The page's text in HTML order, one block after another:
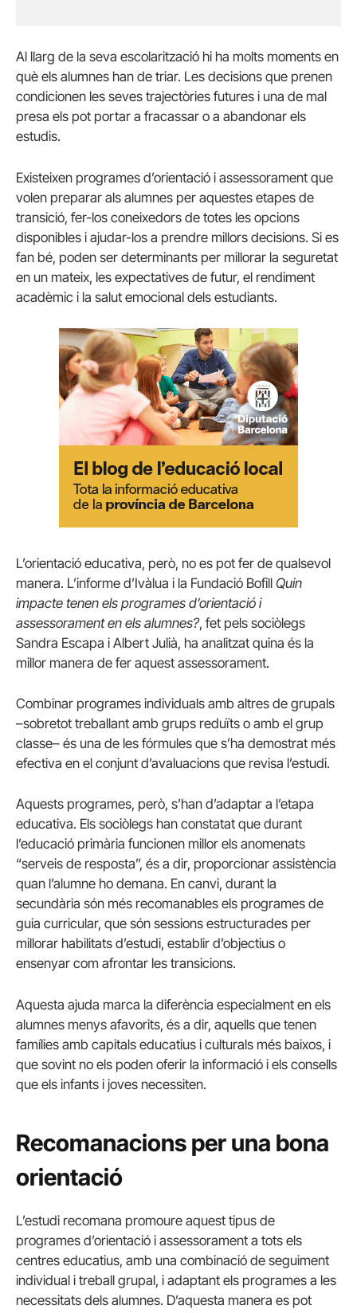
Al llarg de la seva escolarització hi ha molts moments en
què els alumnes han de triar. Les decisions que prenen
condicionen les seves trajectòries futures i una de mal
presa els pot portar a fracassar o a abandonar els
estudis.
Existeixen programes d’orientació i assessorament que
volen preparar als alumnes per aquestes etapes de
transició, fer-los coneixedors de totes les opcions
disponibles i ajudar-los a prendre millors decisions. Si es
fan bé, poden ser determinants per millorar la seguretat
en un mateix, les expectatives de futur, el rendiment
acadèmic i la salut emocional dels estudiants.
L’orientació educativa, però, no es pot fer de qualsevol
manera. L’informe d’Ivàlua i la Fundació Bofill Quin
impacte tenen els programes d’orientació i
assessorament en els alumnes?, fet pels sociòlegs
Sandra Escapa i Albert Julià, ha analitzat quina és la
millor manera de fer aquest assessorament.
Combinar programes individuals amb altres de grupals
–sobretot treballant amb grups reduïts o amb el grup
classe– és una de les fórmules que s’ha demostrat més
efectiva en el conjunt d’avaluacions que revisa l’estudi.
Aquests programes, però, s’han d’adaptar a l’etapa
educativa. Els sociòlegs han constatat que durant
l’educació primària funcionen millor els anomenats
“serveis de resposta”, és a dir, proporcionar assistència
quan l’alumne ho demana. En canvi, durant la
secundària són més recomanables els programes de
guia curricular, que són sessions estructurades per
millorar habilitats d’estudi, establir d’objectius o
ensenyar com afrontar les transicions.
Aquesta ajuda marca la diferència especialment en els
alumnes menys afavorits, és a dir, aquells que tenen
famílies amb capitals educatius i culturals més baixos, i
que sovint no els poden oferir la informació i els consells
que els infants i joves necessiten.
Recomanacions per una bona
orientació
L’estudi recomana promoure aquest tipus de
programes d’orientació i assessorament a tots els
centres educatius, amb una combinació de seguiment
individual i treball grupal, i adaptant els programes a les
necessitats dels alumnes. D’aquesta manera es pot